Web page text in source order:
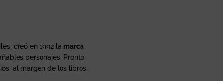
creó en 1992 la marca
personajes. Pronto
al margen de los libros.